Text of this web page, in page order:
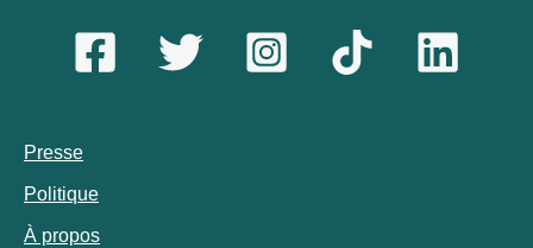
Presse
Politique
À propos